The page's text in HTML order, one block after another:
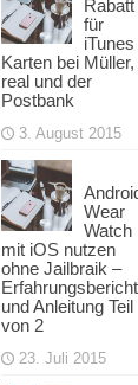
Rabatt
für
iTunes
Karten bei Müller,
real und der
Postbank
3. August 2015
Wear
Watch
mit iOS nutzen
ohne Jailbraik –
Erfahrungsbericht
und Anleitung Teil
von 2
23. Juli 2015